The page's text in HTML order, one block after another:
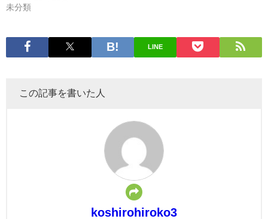
未分類
LINE
この記事を書いた人
koshirohiroko3